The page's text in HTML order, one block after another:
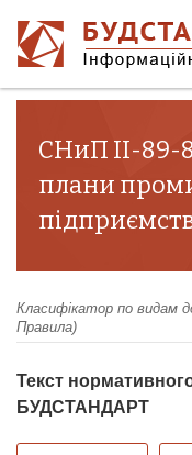
СНиП II-89-
плани
Класифікатор по видам
Правила)
Текст
БУДСТАНДАРТ